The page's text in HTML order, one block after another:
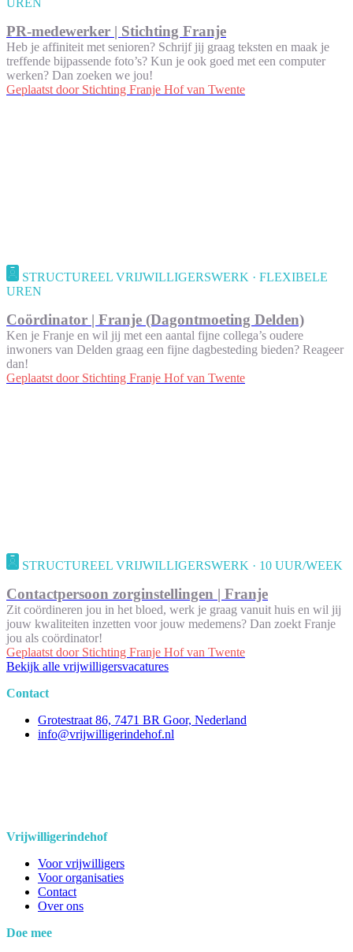
PR-medewerker | Stichting Franje
Heb je affiniteit met senioren? Schrijf jij graag teksten en maak je
treffende bijpassende foto’s? Kun je ook goed met een computer
werken? Dan zoeken we jou!
Geplaatst door Stichting Franje Hof van Twente
STRUCTUREEL VRIJWILLIGERSWERK · FLEXIBELE
UREN
Coördinator | Franje (Dagontmoeting Delden)
Ken je Franje en wil jij met een aantal fijne collega’s oudere
inwoners van Delden graag een fijne dagbesteding bieden? Reageer
dan!
Geplaatst door Stichting Franje Hof van Twente
STRUCTUREEL VRIJWILLIGERSWERK · 10 UUR/WEEK
Contactpersoon zorginstellingen | Franje
Zit coördineren jou in het bloed, werk je graag vanuit huis en wil jij
jouw kwaliteiten inzetten voor jouw medemens? Dan zoekt Franje
jou als coördinator!
Geplaatst door Stichting Franje Hof van Twente
Bekijk alle vrijwilligersvacatures
Contact
Grotestraat 86, 7471 BR Goor, Nederland
info@vrijwilligerindehof.nl
Vrijwilligerindehof
Voor vrijwilligers
Voor organisaties
Contact
Over ons
Doe mee